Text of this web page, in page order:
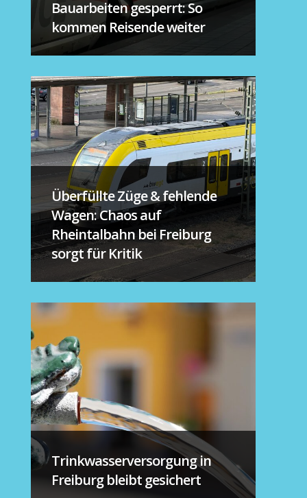
Bauarbeiten gesperrt: So
kommen Reisende weiter
Überfüllte Züge & fehlende
Wagen: Chaos auf
Rheintalbahn bei Freiburg
sorgt für Kritik
Trinkwasserversorgung in
Freiburg bleibt gesichert